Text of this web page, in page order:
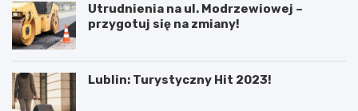
Utrudnienia na ul. Modrzewiowej –
przygotuj się na zmiany!
Lublin: Turystyczny Hit 2023!